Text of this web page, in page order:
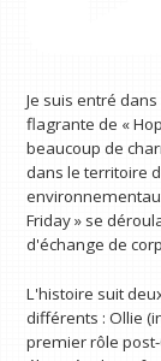
Je suis entré
flagrante de «
beaucoup de
dans le territoire
Friday » se
d'échange de
L'histoire suit
différents : Ollie
premier rôle